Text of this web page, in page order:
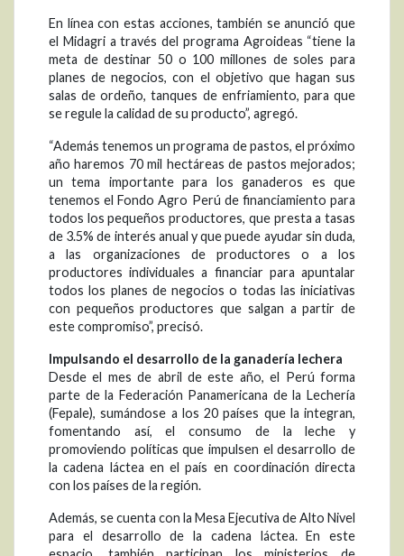
En línea con estas acciones, también se anunció que
el Midagri a través del programa Agroideas “tiene la
meta de destinar 50 o 100 millones de soles para
planes de negocios, con el objetivo que hagan sus
salas de ordeño, tanques de enfriamiento, para que
se regule la calidad de su producto”, agregó.
“Además tenemos un programa de pastos, el próximo
año haremos 70 mil hectáreas de pastos mejorados;
un tema importante para los ganaderos es que
tenemos el Fondo Agro Perú de financiamiento para
todos los pequeños productores, que presta a tasas
de 3.5% de interés anual y que puede ayudar sin duda,
a las organizaciones de productores o a los
productores individuales a financiar para apuntalar
todos los planes de negocios o todas las iniciativas
con pequeños productores que salgan a partir de
este compromiso”, precisó.
Impulsando el desarrollo de la ganadería lechera
Desde el mes de abril de este año, el Perú forma
parte de la Federación Panamericana de la Lechería
(Fepale), sumándose a los 20 países que la integran,
fomentando así, el consumo de la leche y
promoviendo políticas que impulsen el desarrollo de
la cadena láctea en el país en coordinación directa
con los países de la región.
Además, se cuenta con la Mesa Ejecutiva de Alto Nivel
para el desarrollo de la cadena láctea. En este